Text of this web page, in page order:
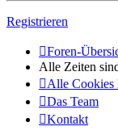
Registrieren
Foren-
Alle Zeiten
Alle Cookies
Das Team
Kontakt